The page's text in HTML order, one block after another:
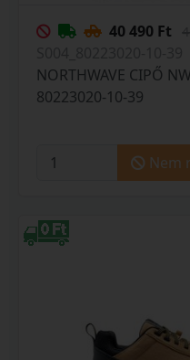
40 490 Ft
NORTHWAVE CIPŐ
80223020-10-39
Nem